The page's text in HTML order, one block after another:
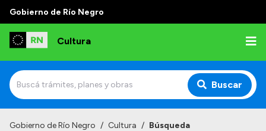
Gobierno de Río Negro
Cultura
Buscar
Gobierno de Río Negro / Cultura / Búsqueda